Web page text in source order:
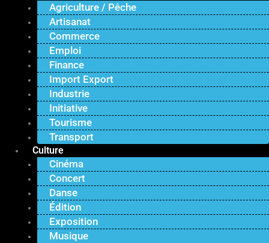
Agriculture / Pêche
Artisanat
Commerce
Emploi
Finance
Import Export
Industrie
Initiative
Tourisme
Transport
Culture
Cinéma
Concert
Danse
Édition
Exposition
Musique